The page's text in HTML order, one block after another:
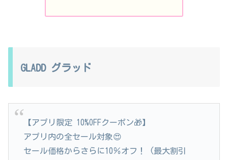
GLADD グラッド
【アプリ限定 10%OFFクーポン🎁】
アプリ内の全セール対象😍
セール価格からさらに10％オフ！ (最大割引